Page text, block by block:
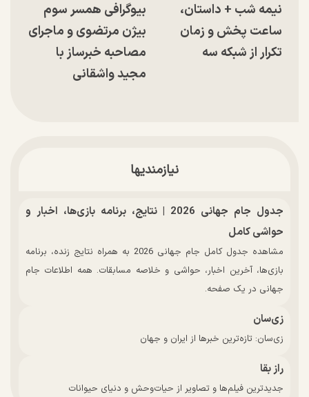
نیمه شب + داستان،
ساعت پخش و زمان
تکرار از شبکه سه
بیوگرافی همسر سوم
بیژن مرتضوی و ماجرای
مصاحبه خبرساز با
مجید واشقانی
نیازمندیها
جدول جام جهانی 2026 | نتایج، برنامه بازی‌ها، اخبار و
حواشی کامل
مشاهده جدول کامل جام جهانی 2026 به همراه نتایج زنده، برنامه
بازی‌ها، آخرین اخبار، حواشی و خلاصه مسابقات. همه اطلاعات جام
جهانی در یک صفحه.
زی‌سان
زی‌سان: تازه‌ترین خبرها از ایران و جهان
راز بقا
جدیدترین فیلم‌ها و تصاویر از حیات‌وحش و دنیای حیوانات